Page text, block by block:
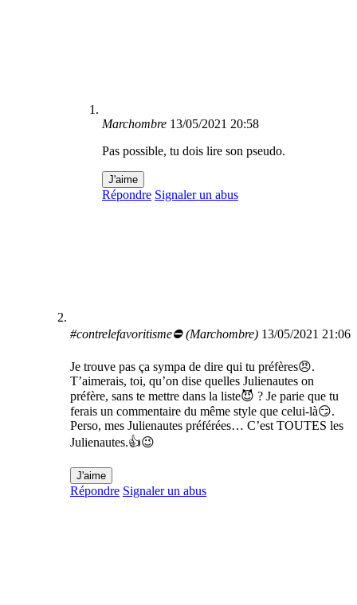
Marchombre 13/05/2021 20:58
Pas possible, tu dois lire son pseudo.
J'aime
Répondre Signaler un abus
#contrelefavoritisme⛔️ (Marchombre) 13/05/2021 21:06
Je trouve pas ça sympa de dire qui tu préfères😠.
T’aimerais, toi, qu’on dise quelles Julienautes on
préfère, sans te mettre dans la liste😈 ? Je parie que tu
ferais un commentaire du même style que celui-là😏.
Perso, mes Julienautes préférées… C’est TOUTES les
Julienautes.👍😉
J'aime
Répondre Signaler un abus